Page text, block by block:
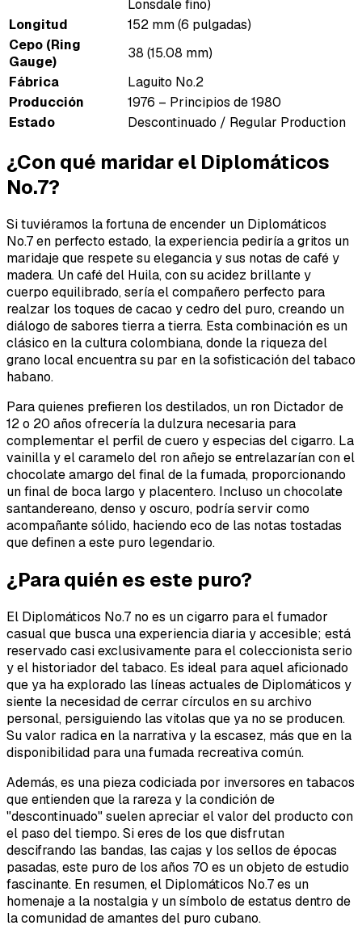
Lonsdale fino)
Longitud
152 mm (6 pulgadas)
Cepo (Ring
Gauge)
38 (15.08 mm)
Fábrica
Laguito No.2
Producción
1976 – Principios de 1980
Estado
Descontinuado / Regular Production
¿Con qué maridar el Diplomáticos
No.7?
Si tuviéramos la fortuna de encender un Diplomáticos
No.7 en perfecto estado, la experiencia pediría a gritos un
maridaje que respete su elegancia y sus notas de café y
madera. Un café del Huila, con su acidez brillante y
cuerpo equilibrado, sería el compañero perfecto para
realzar los toques de cacao y cedro del puro, creando un
diálogo de sabores tierra a tierra. Esta combinación es un
clásico en la cultura colombiana, donde la riqueza del
grano local encuentra su par en la sofisticación del tabaco
habano.
Para quienes prefieren los destilados, un ron Dictador de
12 o 20 años ofrecería la dulzura necesaria para
complementar el perfil de cuero y especias del cigarro. La
vainilla y el caramelo del ron añejo se entrelazarían con el
chocolate amargo del final de la fumada, proporcionando
un final de boca largo y placentero. Incluso un chocolate
santandereano, denso y oscuro, podría servir como
acompañante sólido, haciendo eco de las notas tostadas
que definen a este puro legendario.
¿Para quién es este puro?
El Diplomáticos No.7 no es un cigarro para el fumador
casual que busca una experiencia diaria y accesible; está
reservado casi exclusivamente para el coleccionista serio
y el historiador del tabaco. Es ideal para aquel aficionado
que ya ha explorado las líneas actuales de Diplomáticos y
siente la necesidad de cerrar círculos en su archivo
personal, persiguiendo las vitolas que ya no se producen.
Su valor radica en la narrativa y la escasez, más que en la
disponibilidad para una fumada recreativa común.
Además, es una pieza codiciada por inversores en tabacos
que entienden que la rareza y la condición de
"descontinuado" suelen apreciar el valor del producto con
el paso del tiempo. Si eres de los que disfrutan
descifrando las bandas, las cajas y los sellos de épocas
pasadas, este puro de los años 70 es un objeto de estudio
fascinante. En resumen, el Diplomáticos No.7 es un
homenaje a la nostalgia y un símbolo de estatus dentro de
la comunidad de amantes del puro cubano.